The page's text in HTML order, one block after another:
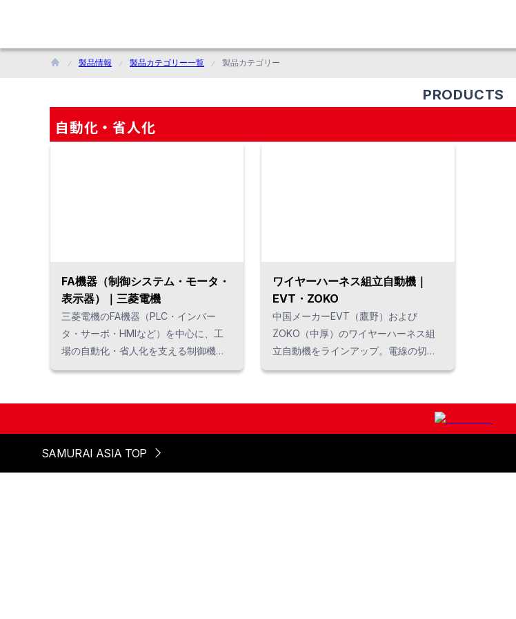
製品情報 製品カテゴリー一覧 製品カテゴリー
PRODUCTS
自動化・省人化
FA機器（制御システム・モータ・
表示器）｜三菱電機
三菱電機のFA機器（PLC・インバー
タ・サーボ・HMIなど）を中心に、工
場の自動化・省人化を支える制御機器
を提供。新規設備導入から既存設備の
安定稼働と生産性向上を実現します。
販売代理店です。
ワイヤーハーネス組立自動機｜
EVT・ZOKO
中国メーカーEVT（鷹野）および
ZOKO（中厚）のワイヤーハーネス組
立自動機をラインアップ。電線の切
断・ストリップ・圧着・挿入・半田・
動化し、車載・家電・電子機器などの
ワイヤーハーネス製造に対応します。
多様な加工ニーズに合わせた最適な設
SAMURAI ASIA TOP